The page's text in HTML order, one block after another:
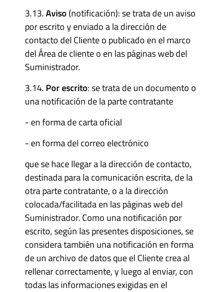
3.13.Aviso (notificación): se trata de un aviso
por escrito y enviado a la dirección de
contacto del Cliente o publicado en el marco
del Área de cliente o en las páginas web del
Suministrador.
3.14. Por escrito: se trata de un documento o
una notificación de la parte contratante
- en forma de carta oficial
- en forma del correo electrónico
que se hace llegar a la dirección de contacto,
destinada para la comunicación escrita, de la
otra parte contratante, o a la dirección
colocada/facilitada en las páginas web del
Suministrador. Como una notificación por
escrito, según las presentes disposiciones, se
considera también una notificación en forma
de un archivo de datos que el Cliente crea al
rellenar correctamente, y luego al enviar, con
todas las informaciones exigidas en el